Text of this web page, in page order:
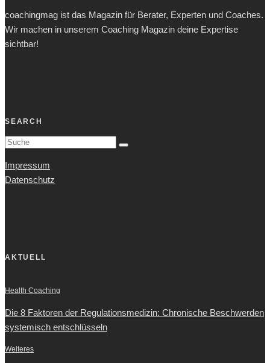
coachingmag ist das Magazin für Berater, Experten und Coaches.
Wir machen in unserem Coaching Magazin deine Expertise
sichtbar!
SEARCH
Impressum
Datenschutz
AKTUELL
Health Coaching
Die 8 Faktoren der Regulationsmedizin: Chronische Beschwerden
systemisch entschlüsseln
Weiteres